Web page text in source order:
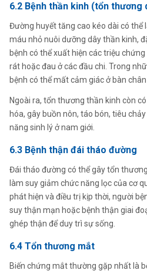
6.2 Bệnh thần kinh (tổn thương
Đường huyết tăng cao kéo dài có
máu nhỏ nuôi dưỡng dây thần kinh,
bệnh có thể xuất hiện các triệu
rát hoặc đau ở các đầu chi. Trong
bệnh có thể mất cảm giác ở bàn
Ngoài ra, tổn thương thần kinh còn
hóa, gây buồn nôn, táo bón, tiêu
năng sinh lý ở nam giới.
6.3 Bệnh thận đái tháo đường
Đái tháo đường có thể gây tổn
làm suy giảm chức năng lọc của cơ
phát hiện và điều trị kịp thời, người
suy thận mạn hoặc bệnh thận giai
ghép thận để duy trì sự sống.
6.4 Tổn thương mắt
Biến chứng mắt thường gặp nhất là